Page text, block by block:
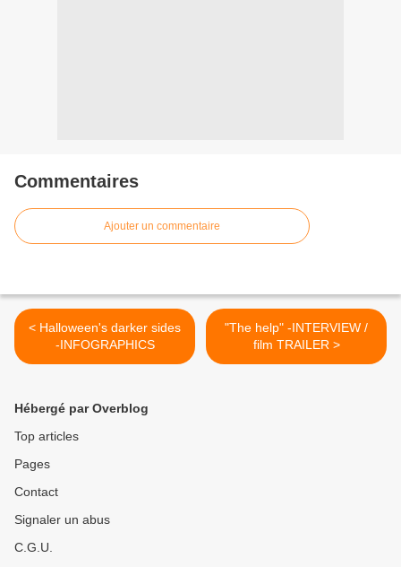
Commentaires
Ajouter un commentaire
< Halloween's darker sides
-INFOGRAPHICS
"The help" -INTERVIEW /
film TRAILER >
Hébergé par Overblog
Top articles
Pages
Contact
Signaler un abus
C.G.U.